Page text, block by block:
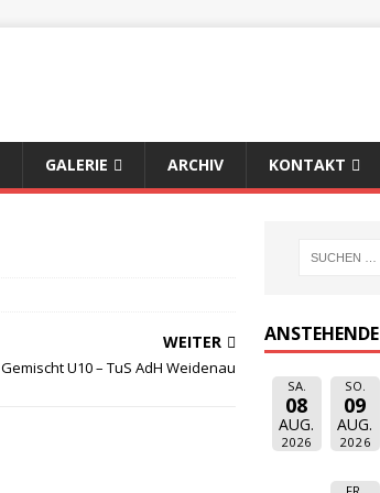
GALERIE ARCHIV KONTAKT
WEITER
Gemischt U10 – TuS AdH Weidenau
SA.
08
AUG.
2026
SO.
09
AUG.
2026